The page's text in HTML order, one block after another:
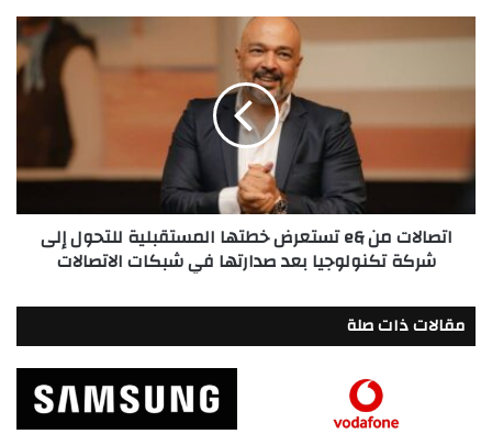
إلى
شركة
تكنولوجيا
في
شبكات
الاتصالات
اتصالات من &e تستعرض خطتها المستقبلية للتحول إلى
شركة تكنولوجيا بعد صدارتها في شبكات الاتصالات
مقالات ذات صلة